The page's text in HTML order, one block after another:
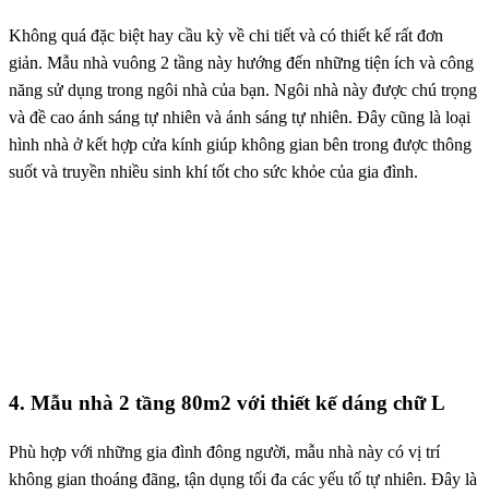
Không quá đặc biệt hay cầu kỳ về chi tiết và có thiết kế rất đơn
giản. Mẫu nhà vuông 2 tầng này hướng đến những tiện ích và công
năng sử dụng trong ngôi nhà của bạn. Ngôi nhà này được chú trọng
và đề cao ánh sáng tự nhiên và ánh sáng tự nhiên. Đây cũng là loại
hình nhà ở kết hợp cửa kính giúp không gian bên trong được thông
suốt và truyền nhiều sinh khí tốt cho sức khỏe của gia đình.
4. Mẫu nhà 2 tầng 80m2 với thiết kế dáng chữ L
Phù hợp với những gia đình đông người, mẫu nhà này có vị trí
không gian thoáng đãng, tận dụng tối đa các yếu tố tự nhiên. Đây là